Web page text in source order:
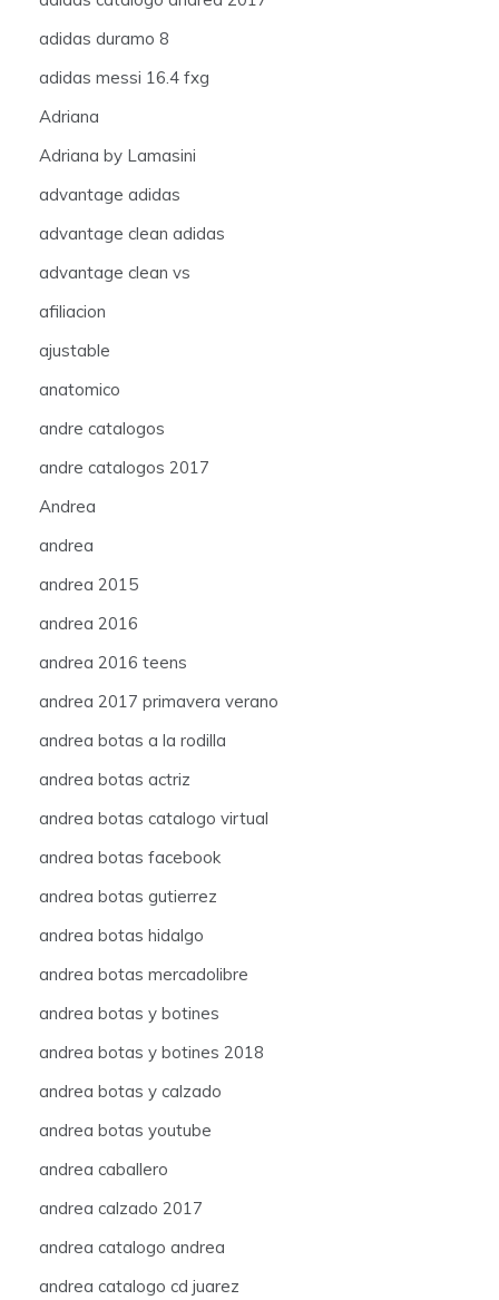
adidas duramo 8
adidas messi 16.4 fxg
Adriana
Adriana by Lamasini
advantage adidas
advantage clean adidas
advantage clean vs
afiliacion
ajustable
anatomico
andre catalogos
andre catalogos 2017
Andrea
andrea
andrea 2015
andrea 2016
andrea 2016 teens
andrea 2017 primavera verano
andrea botas a la rodilla
andrea botas actriz
andrea botas catalogo virtual
andrea botas facebook
andrea botas gutierrez
andrea botas hidalgo
andrea botas mercadolibre
andrea botas y botines
andrea botas y botines 2018
andrea botas y calzado
andrea botas youtube
andrea caballero
andrea calzado 2017
andrea catalogo andrea
andrea catalogo cd juarez